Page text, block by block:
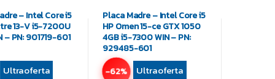
– Intel Core i5
13-V i5-7200U
– PN: 901719-601
Ultraoferta
Placa Madre – Intel Core i5
HP Omen 15-ce GTX 1050
4GB i5-7300 WIN – PN:
929485-601
-62% Ultraoferta